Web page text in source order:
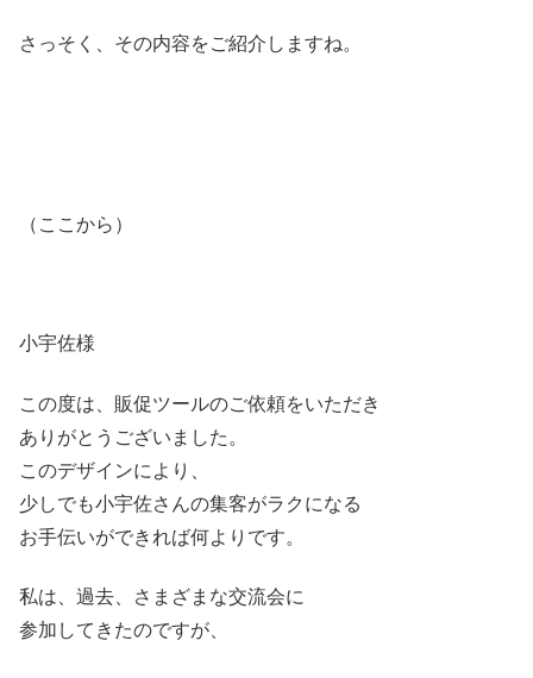
さっそく、その内容をご紹介しますね。
（ここから）
小宇佐様
この度は、販促ツールのご依頼をいただき
ありがとうございました。
このデザインにより、
少しでも小宇佐さんの集客がラクになる
お手伝いができれば何よりです。
私は、過去、さまざまな交流会に
参加してきたのですが、